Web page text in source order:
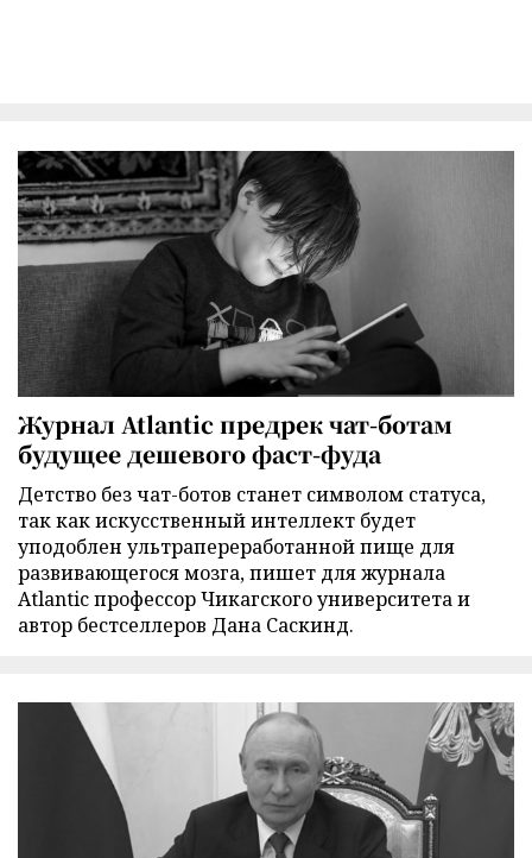
Журнал Atlantic предрек чат-ботам
будущее дешевого фаст-фуда
Детство без чат-ботов станет символом статуса,
так как искусственный интеллект будет
уподоблен ультрапереработанной пище для
развивающегося мозга, пишет для журнала
Atlantic профессор Чикагского университета и
автор бестселлеров Дана Саскинд.